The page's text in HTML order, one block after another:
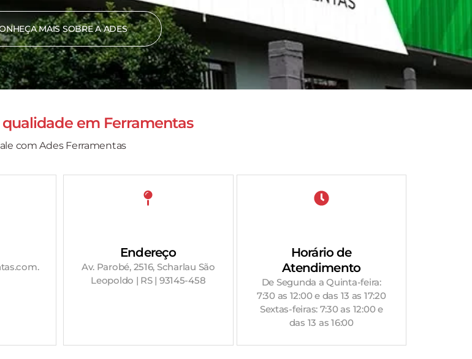
MAIS SOBRE A ADES
qualidade em Ferramentas
com Ades Ferramentas
Endereço
Av. Parobé, 2516, Scharlau São
Leopoldo | RS | 93145-458
Horário de
Atendimento
De Segunda a Quinta-feira:
7:30 as 12:00 e das 13 as 17:20
Sextas-feiras: 7:30 as 12:00 e
das 13 as 16:00